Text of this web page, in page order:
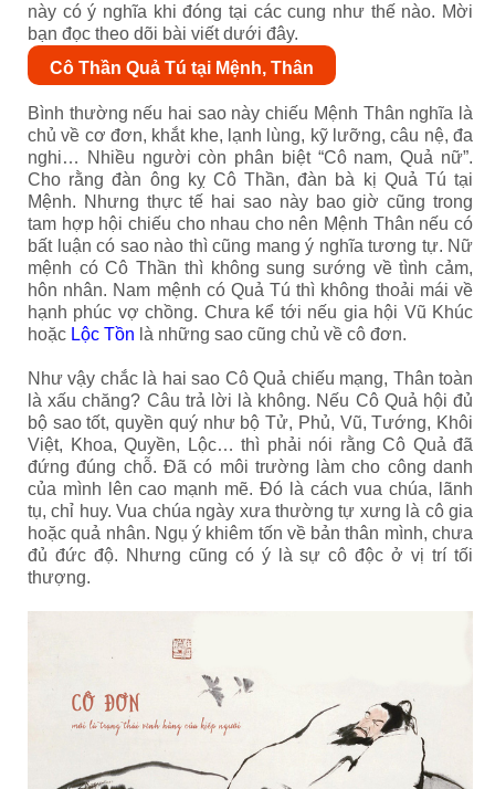
này có ý nghĩa khi đóng tại các cung như thế nào. Mời
bạn đọc theo dõi bài viết dưới đây.
Cô Thần Quả Tú tại Mệnh, Thân
Bình thường nếu hai sao này chiếu Mệnh Thân nghĩa là
chủ về cơ đơn, khắt khe, lạnh lùng, kỹ lưỡng, câu nệ, đa
nghi… Nhiều người còn phân biệt “Cô nam, Quả nữ”.
Cho rằng đàn ông kỵ Cô Thần, đàn bà kị Quả Tú tại
Mệnh. Nhưng thực tế hai sao này bao giờ cũng trong
tam hợp hội chiếu cho nhau cho nên Mệnh Thân nếu có
bất luận có sao nào thì cũng mang ý nghĩa tương tự. Nữ
mệnh có Cô Thần thì không sung sướng về tình cảm,
hôn nhân. Nam mệnh có Quả Tú thì không thoải mái về
hạnh phúc vợ chồng. Chưa kể tới nếu gia hội Vũ Khúc
hoặc Lộc Tồn là những sao cũng chủ về cô đơn.
Như vậy chắc là hai sao Cô Quả chiếu mạng, Thân toàn
là xấu chăng? Câu trả lời là không. Nếu Cô Quả hội đủ
bộ sao tốt, quyền quý như bộ Tử, Phủ, Vũ, Tướng, Khôi
Việt, Khoa, Quyền, Lộc… thì phải nói rằng Cô Quả đã
đứng đúng chỗ. Đã có môi trường làm cho công danh
của mình lên cao mạnh mẽ. Đó là cách vua chúa, lãnh
tụ, chỉ huy. Vua chúa ngày xưa thường tự xưng là cô gia
hoặc quả nhân. Ngụ ý khiêm tốn về bản thân mình, chưa
đủ đức độ. Nhưng cũng có ý là sự cô độc ở vị trí tối
thượng.